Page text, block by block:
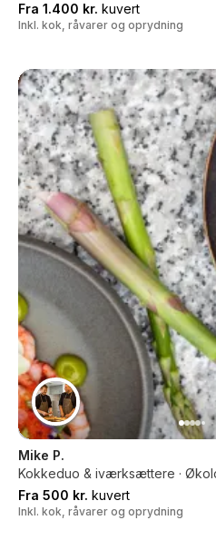
Fra 1.400 kr. kuvert
Inkl. kok, råvarer og oprydning
Mike P.
Kokkeduo & iværksættere ·
Fra 500 kr. kuvert
Inkl. kok, råvarer og oprydning